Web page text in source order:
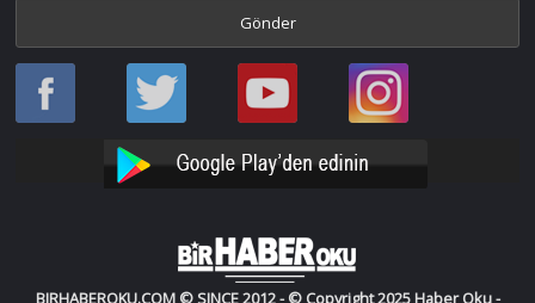
Haber
Oku
Haber
Oku
Bir
Haber
YouTube
Bir
Haber
Instagram
BIRHABEROKU.COM © SINCE 2012 - © Copyright 2025 Haber Oku -